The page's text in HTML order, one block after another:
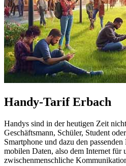
Handy-Tarif Erbach
Handys sind in der heutigen Zeit
Geschäftsmann, Schüler, Student
Smartphone und dazu den
mobilen Daten, also dem Internet für
zwischenmenschliche